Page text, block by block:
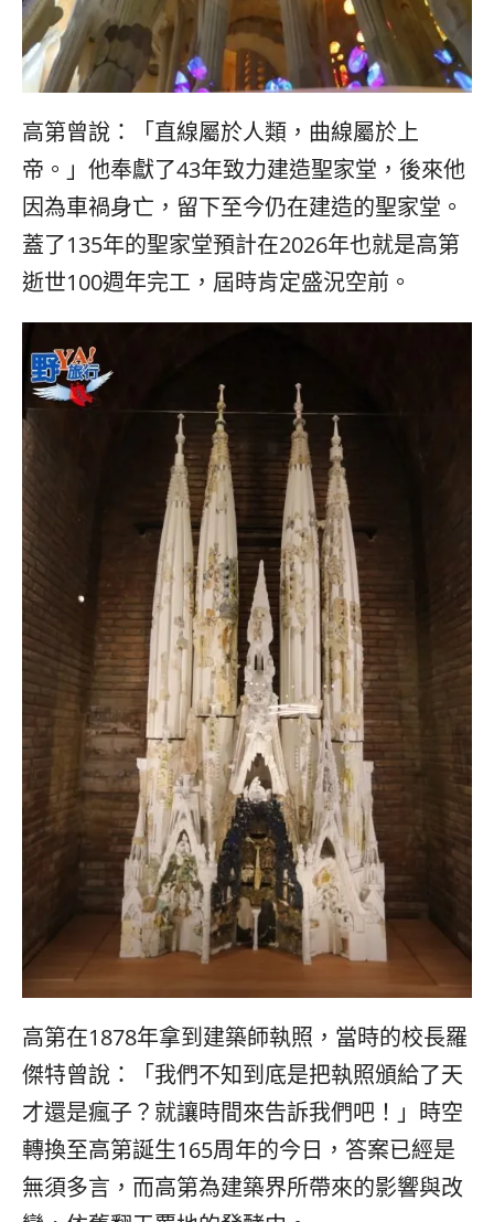
高第曾說：「直線屬於人類，曲線屬於上
帝。」他奉獻了43年致力建造聖家堂，後來他
因為車禍身亡，留下至今仍在建造的聖家堂。
蓋了135年的聖家堂預計在2026年也就是高第
逝世100週年完工，屆時肯定盛況空前。
高第在1878年拿到建築師執照，當時的校長羅
傑特曾說：「我們不知到底是把執照頒給了天
才還是瘋子？就讓時間來告訴我們吧！」時空
轉換至高第誕生165周年的今日，答案已經是
無須多言，而高第為建築界所帶來的影響與改